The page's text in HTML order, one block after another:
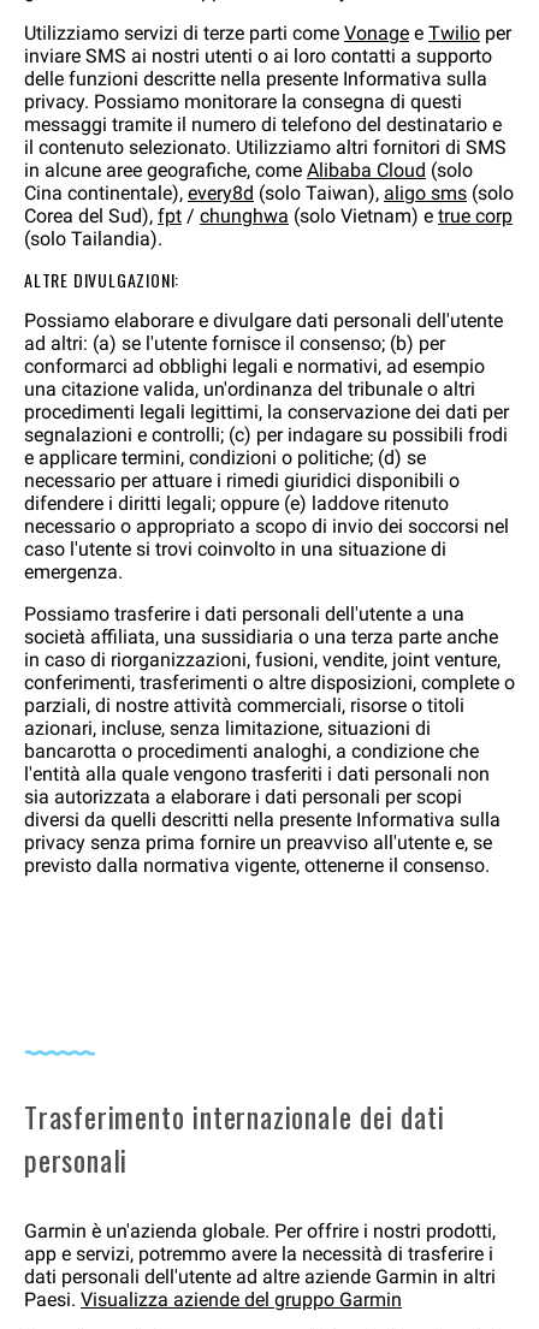
Utilizziamo servizi di terze parti come Vonage e Twilio per
inviare SMS ai nostri utenti o ai loro contatti a supporto
delle funzioni descritte nella presente Informativa sulla
privacy. Possiamo monitorare la consegna di questi
messaggi tramite il numero di telefono del destinatario e
il contenuto selezionato. Utilizziamo altri fornitori di SMS
in alcune aree geografiche, come Alibaba Cloud (solo
Cina continentale), every8d (solo Taiwan), aligo sms (solo
Corea del Sud), fpt / chunghwa (solo Vietnam) e true corp
(solo Tailandia).
ALTRE DIVULGAZIONI:
Possiamo elaborare e divulgare dati personali dell'utente
ad altri: (a) se l'utente fornisce il consenso; (b) per
conformarci ad obblighi legali e normativi, ad esempio
una citazione valida, un'ordinanza del tribunale o altri
procedimenti legali legittimi, la conservazione dei dati per
segnalazioni e controlli; (c) per indagare su possibili frodi
e applicare termini, condizioni o politiche; (d) se
necessario per attuare i rimedi giuridici disponibili o
difendere i diritti legali; oppure (e) laddove ritenuto
necessario o appropriato a scopo di invio dei soccorsi nel
caso l'utente si trovi coinvolto in una situazione di
emergenza.
Possiamo trasferire i dati personali dell'utente a una
società affiliata, una sussidiaria o una terza parte anche
in caso di riorganizzazioni, fusioni, vendite, joint venture,
conferimenti, trasferimenti o altre disposizioni, complete o
parziali, di nostre attività commerciali, risorse o titoli
azionari, incluse, senza limitazione, situazioni di
bancarotta o procedimenti analoghi, a condizione che
l'entità alla quale vengono trasferiti i dati personali non
sia autorizzata a elaborare i dati personali per scopi
diversi da quelli descritti nella presente Informativa sulla
privacy senza prima fornire un preavviso all'utente e, se
previsto dalla normativa vigente, ottenerne il consenso.
Trasferimento internazionale dei dati
personali
Garmin è un'azienda globale. Per offrire i nostri prodotti,
app e servizi, potremmo avere la necessità di trasferire i
dati personali dell'utente ad altre aziende Garmin in altri
Paesi. Visualizza aziende del gruppo Garmin